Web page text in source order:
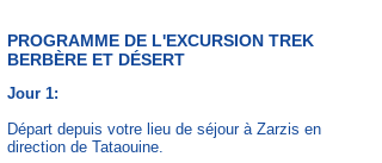
PROGRAMME DE L'EXCURSION TREK
BERBÈRE ET DÉSERT
Jour 1:
Départ depuis votre lieu de séjour à Zarzis en
direction de Tataouine.